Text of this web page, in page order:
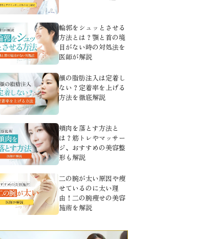
輪郭をシュッとさせる
方法とは？顎と首の境
目がない時の対処法を
医師が解説
顔の脂肪注入は定着し
ない？定着率を上げる
方法を徹底解説
頬肉を落とす方法と
は？筋トレやマッサー
ジ、おすすめの美容整
形も解説
二の腕が太い原因や痩
せているのに太い理
由！二の腕痩せの美容
施術を解説